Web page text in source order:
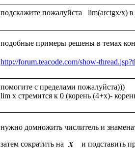
подобные примеры решены в темах
http://forum.teacode.com/show-
помогите с пределами пожалуйста)))
нужно домножить числитель и
затем сократить на
и подставить